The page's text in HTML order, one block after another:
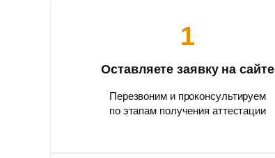
1
Оставляете заявку на сайте
Перезвоним и проконсультируем
по этапам получения аттестации